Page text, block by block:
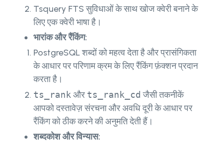
Tsquery FTS सुविधाओं के साथ खोज क्वेरी बनाने के
लिए एक क्वेरी भाषा है।
भारांक और रैंकिंग:
PostgreSQL शब्दों को महत्व देता है और प्रासंगिकता
के आधार पर परिणाम क्रम के लिए रैंकिंग फ़ंक्शन प्रदान
करता है।
ts_rank और ts_rank_cdजैसी तकनीकें
आपको दस्तावेज़ संरचना और अवधि दूरी के आधार पर
रैंकिंग को ठीक करने की अनुमति देती हैं।
शब्दकोश और विन्यास: